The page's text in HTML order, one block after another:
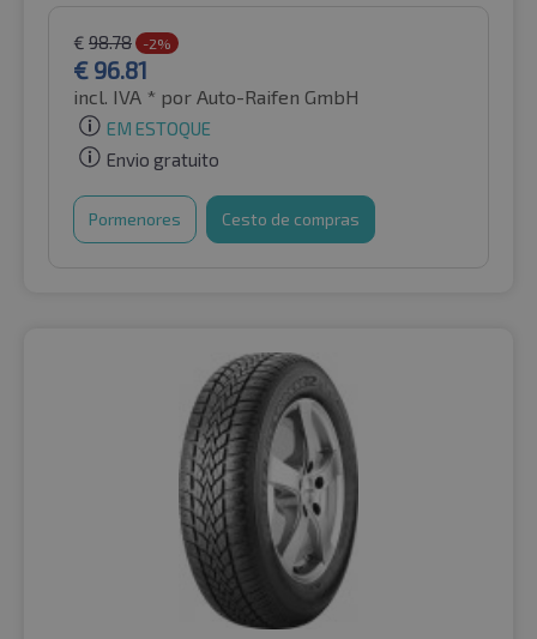
€ 98.78 -2%
€ 96.81
incl. IVA * por Auto-Raifen GmbH
EM ESTOQUE
Envio gratuito
Pormenores Cesto de compras